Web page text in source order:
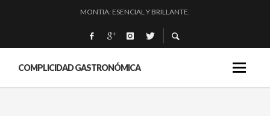
MONTIA: ESENCIAL Y BRILLANTE.
BAKKO: NIGIRIS, VINO Y BRASAS.
QUIQUE DACOSTA: «UNA GRAN OBRA»
COMPLICIDAD GASTRONÓMICA